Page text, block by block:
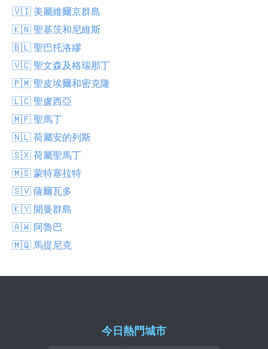
🇻🇮 美屬維爾京群島
🇰🇳 聖基茨和尼維斯
🇧🇱 聖巴托洛繆
🇻🇨 聖文森及格瑞那丁
🇵🇲 聖皮埃爾和密克隆
🇱🇨 聖盧西亞
🇲🇫 聖馬丁
🇳🇱 荷屬安的列斯
🇸🇽 荷屬聖馬丁
🇲🇸 蒙特塞拉特
🇸🇻 薩爾瓦多
🇰🇾 開曼群島
🇦🇼 阿魯巴
🇲🇶 馬提尼克
今日熱門城市